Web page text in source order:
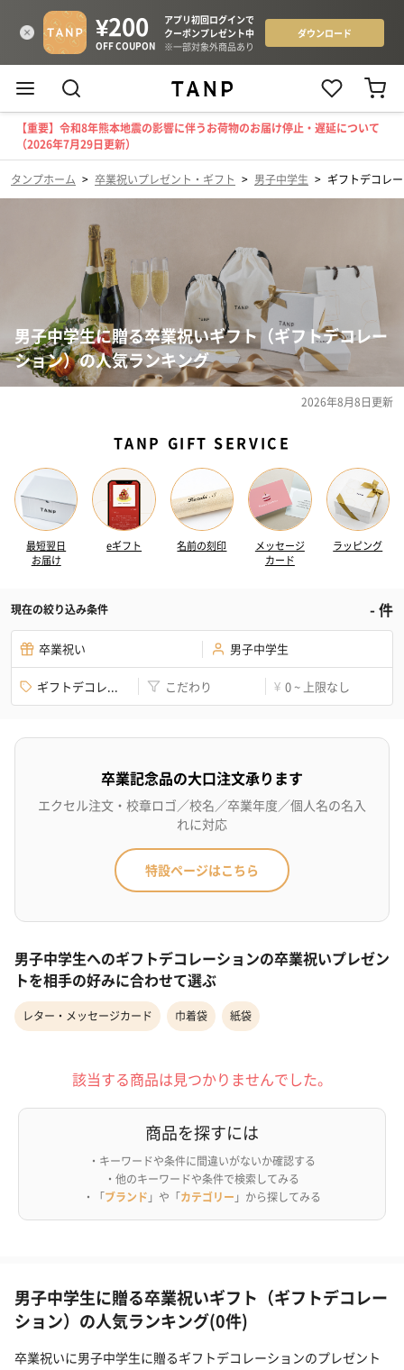
【重要】令和8年熊本地震の影響に伴うお荷物のお届け停止・遅延について
（2026年7月29日更新）
タンプホーム > 卒業祝いプレゼント・ギフト > 男子中学生 > ギフトデコレ
男子中学生に贈る卒業祝いギフト（ギフトデコレー
ション）の人気ランキング
2026年8月8日更新
TANP GIFT SERVICE
最短翌日
お届け
eギフト 名前の刻印
メッセージ
カード
ラッピング
現在の絞り込み条件 -件
卒業祝い 男子中学生
ギフトデコレ... こだわり ¥ 0 ~ 上限なし
卒業記念品の大口注文承ります
エクセル注文・校章ロゴ／校名／卒業年度／個人名の名入
れに対応
特設ページはこちら
男子中学生へのギフトデコレーションの卒業祝いプレゼン
トを相手の好みに合わせて選ぶ
レター・メッセージカード 巾着袋 紙袋
該当する商品は見つかりませんでした。
商品を探すには
・キーワードや条件に間違いがないか確認する
・他のキーワードや条件で検索してみる
・「ブランド 」や「カテゴリー 」から探してみる
男子中学生に贈る卒業祝いギフト（ギフトデコレー
ション）の人気ランキング(0件)
卒業祝いに男子中学生に贈るギフトデコレーションのプレゼント